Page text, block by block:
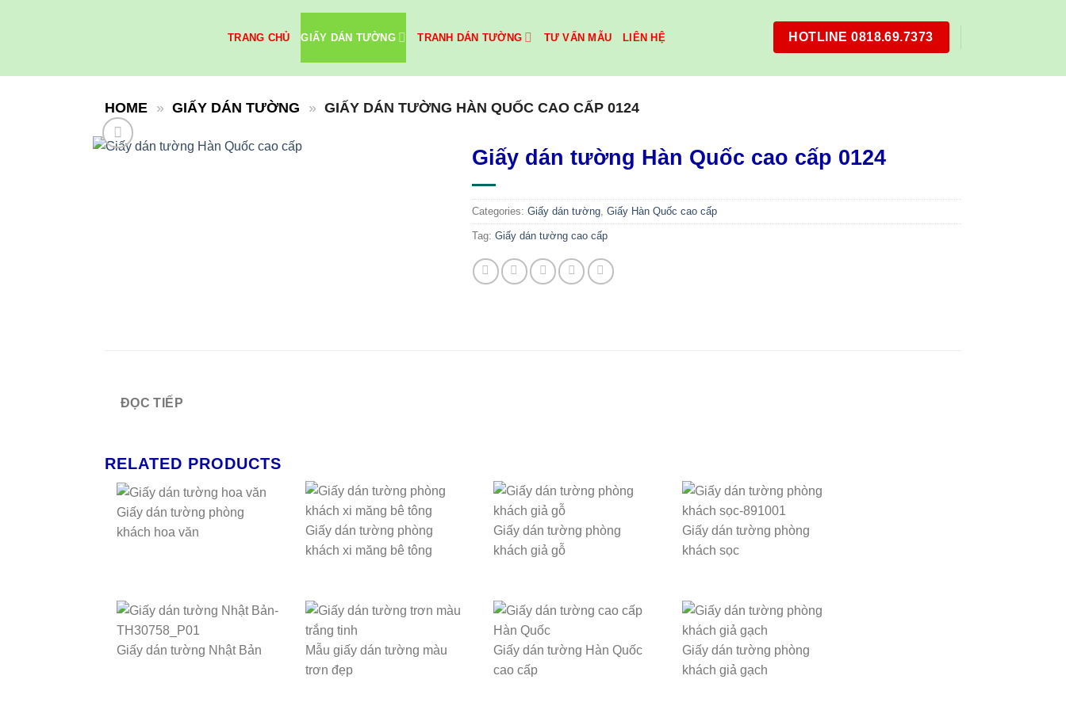
TRANG CHỦ GIẤY DÁN TƯỜNG TRANH DÁN TƯỜNG TƯ VẤN MẪU LIÊN HỆ HOTLINE 0818.69.7373
HOME » GIẤY DÁN TƯỜNG » GIẤY DÁN TƯỜNG HÀN QUỐC CAO CẤP 0124
Giấy dán tường Hàn Quốc cao cấp 0124
Categories: Giấy dán tường, Giấy Hàn Quốc cao cấp
Tag: Giấy dán tường cao cấp
ĐỌC TIẾP
RELATED PRODUCTS
Giấy dán tường phòng
khách hoa văn
Giấy dán tường phòng
khách xi măng bê tông
Giấy dán tường phòng
khách giả gỗ
Giấy dán tường phòng
khách sọc
Giấy dán tường Nhật Bản
Mẫu giấy dán tường màu
trơn đẹp
Giấy dán tường Hàn Quốc
cao cấp
Giấy dán tường phòng
khách giả gạch